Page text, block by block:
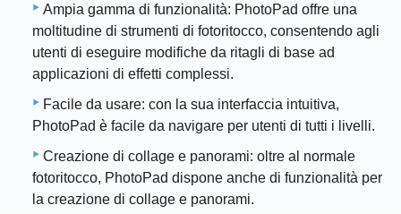
Ampia gamma di funzionalità: PhotoPad offre una
moltitudine di strumenti di fotoritocco, consentendo agli
utenti di eseguire modifiche da ritagli di base ad
applicazioni di effetti complessi.
Facile da usare: con la sua interfaccia intuitiva,
PhotoPad è facile da navigare per utenti di tutti i livelli.
Creazione di collage e panorami: oltre al normale
fotoritocco, PhotoPad dispone anche di funzionalità per
la creazione di collage e panorami.